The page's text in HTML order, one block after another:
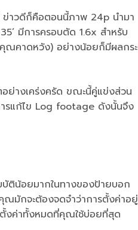
ข่าวดีก็คือตอนนี้ภาพ 24p นำมา
มีการครอบตัด 1.6x สำหรับ
คุณคาดหวัง) อย่างน้อยก็มีผลกระ
ย่างเคร่งครัด ขณะนี้คู่แข่งส่วน
รแก้ไข Log footage ดังนั้นจึง
ติน้อยมากในทางของป้ายบอก
มักจะต้องจดจำว่าการตั้งค่าอยู่
ตั้งค่าทั้งหมดที่คุณใช้บ่อยที่สุด